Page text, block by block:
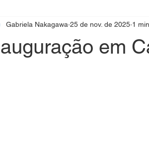
em
Gabriela Nakagawa 25 de nov. de 2025 1